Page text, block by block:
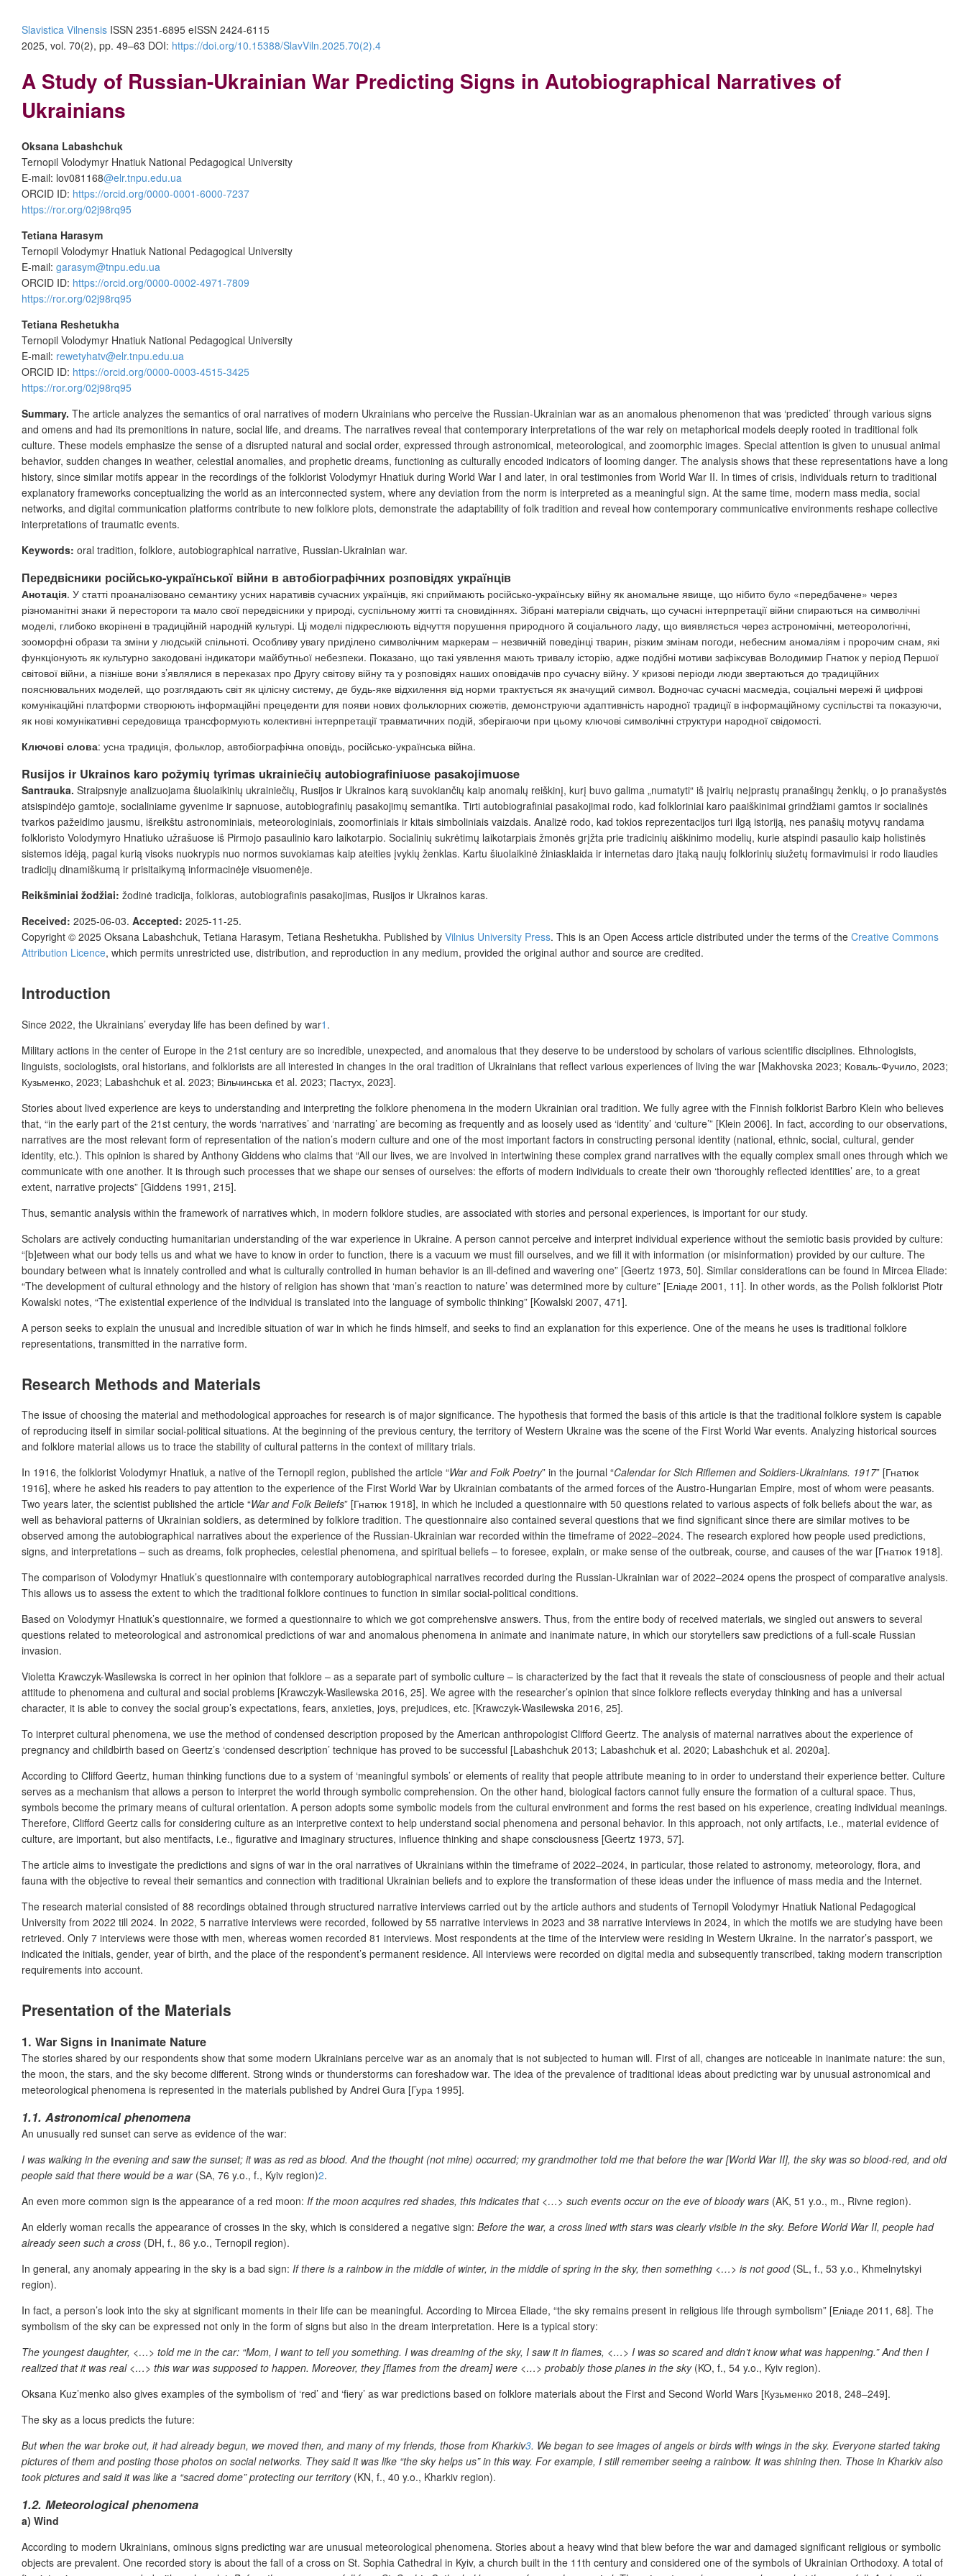
Slavistica Vilnensis ISSN 2351-6895 eISSN 2424-6115
2025, vol. 70(2), pp. 49–63 DOI: https://doi.org/10.15388/SlavViln.2025.70(2).4
A Study of Russian-Ukrainian War Predicting Signs in Autobiographical Narratives of
Ukrainians
Oksana Labashchuk
Ternopil Volodymyr Hnatiuk National Pedagogical University
E-mail: lov081168@elr.tnpu.edu.ua
ORCID ID: https://orcid.org/0000-0001-6000-7237
https://ror.org/02j98rq95
Tetiana Harasym
Ternopil Volodymyr Hnatiuk National Pedagogical University
E-mail: garasym@tnpu.edu.ua
ORCID ID: https://orcid.org/0000-0002-4971-7809
https://ror.org/02j98rq95
Tetiana Reshetukha
Ternopil Volodymyr Hnatiuk National Pedagogical University
E-mail: rewetyhatv@elr.tnpu.edu.ua
ORCID ID: https://orcid.org/0000-0003-4515-3425
https://ror.org/02j98rq95
Summary. The article analyzes the semantics of oral narratives of modern Ukrainians who perceive the Russian-Ukrainian war as an anomalous phenomenon that was ‘predicted’ through various signs
and omens and had its premonitions in nature, social life, and dreams. The narratives reveal that contemporary interpretations of the war rely on metaphorical models deeply rooted in traditional folk
culture. These models emphasize the sense of a disrupted natural and social order, expressed through astronomical, meteorological, and zoomorphic images. Special attention is given to unusual animal
behavior, sudden changes in weather, celestial anomalies, and prophetic dreams, functioning as culturally encoded indicators of looming danger. The analysis shows that these representations have a long
history, since similar motifs appear in the recordings of the folklorist Volodymyr Hnatiuk during World War I and later, in oral testimonies from World War II. In times of crisis, individuals return to traditional
explanatory frameworks conceptualizing the world as an interconnected system, where any deviation from the norm is interpreted as a meaningful sign. At the same time, modern mass media, social
networks, and digital communication platforms contribute to new folklore plots, demonstrate the adaptability of folk tradition and reveal how contemporary communicative environments reshape collective
interpretations of traumatic events.
Keywords: oral tradition, folklore, autobiographical narrative, Russian-Ukrainian war.
Передвісники російсько-української війни в автобіографічних розповідях українців
Анотація. У статті проаналізовано семантику усних наративів сучасних українців, які сприймають російсько-українську війну як аномальне явище, що нібито було «передбачене» через
різноманітні знаки й перестороги та мало свої передвісники у природі, суспільному житті та сновидіннях. Зібрані матеріали свідчать, що сучасні інтерпретації війни спираються на символічні
моделі, глибоко вкорінені в традиційній народній культурі. Ці моделі підкреслюють відчуття порушення природного й соціального ладу, що виявляється через астрономічні, метеорологічні,
зооморфні образи та зміни у людській спільноті. Особливу увагу приділено символічним маркерам – незвичній поведінці тварин, різким змінам погоди, небесним аномаліям і пророчим снам, які
функціонують як культурно закодовані індикатори майбутньої небезпеки. Показано, що такі уявлення мають тривалу історію, адже подібні мотиви зафіксував Володимир Гнатюк у період Першої
світової війни, а пізніше вони з’являлися в переказах про Другу світову війну та у розповідях наших оповідачів про сучасну війну. У кризові періоди люди звертаються до традиційних
пояснювальних моделей, що розглядають світ як цілісну систему, де будь-яке відхилення від норми трактується як значущий символ. Водночас сучасні масмедіа, соціальні мережі й цифрові
комунікаційні платформи створюють інформаційні прецеденти для появи нових фольклорних сюжетів, демонструючи адаптивність народної традиції в інформаційному суспільстві та показуючи,
як нові комунікативні середовища трансформують колективні інтерпретації травматичних подій, зберігаючи при цьому ключові символічні структури народної свідомості.
Ключові слова: усна традиція, фольклор, автобіографічна оповідь, російсько-українська війна.
Rusijos ir Ukrainos karo požymių tyrimas ukrainiečių autobiografiniuose pasakojimuose
Santrauka. Straipsnyje analizuojama šiuolaikinių ukrainiečių, Rusijos ir Ukrainos karą suvokiančių kaip anomalų reiškinį, kurį buvo galima „numatyti“ iš įvairių neįprastų pranašingų ženklų, o jo pranašystės
atsispindėjo gamtoje, socialiniame gyvenime ir sapnuose, autobiografinių pasakojimų semantika. Tirti autobiografiniai pasakojimai rodo, kad folkloriniai karo paaiškinimai grindžiami gamtos ir socialinės
tvarkos pažeidimo jausmu, išreikštu astronominiais, meteorologiniais, zoomorfiniais ir kitais simboliniais vaizdais. Analizė rodo, kad tokios reprezentacijos turi ilgą istoriją, nes panašių motyvų randama
folkloristo Volodymyro Hnatiuko užrašuose iš Pirmojo pasaulinio karo laikotarpio. Socialinių sukrėtimų laikotarpiais žmonės grįžta prie tradicinių aiškinimo modelių, kurie atspindi pasaulio kaip holistinės
sistemos idėją, pagal kurią visoks nuokrypis nuo normos suvokiamas kaip ateities įvykių ženklas. Kartu šiuolaikinė žiniasklaida ir internetas daro įtaką naujų folklorinių siužetų formavimuisi ir rodo liaudies
tradicijų dinamiškumą ir prisitaikymą informacinėje visuomenėje.
Reikšminiai žodžiai: žodinė tradicija, folkloras, autobiografinis pasakojimas, Rusijos ir Ukrainos karas.
Received: 2025-06-03. Accepted: 2025-11-25.
Copyright © 2025 Oksana Labashchuk, Tetiana Harasym, Tetiana Reshetukha. Published by Vilnius University Press. This is an Open Access article distributed under the terms of the Creative Commons
Attribution Licence, which permits unrestricted use, distribution, and reproduction in any medium, provided the original author and source are credited.
Introduction
Since 2022, the Ukrainians’ everyday life has been defined by war1 .
Military actions in the center of Europe in the 21st century are so incredible, unexpected, and anomalous that they deserve to be understood by scholars of various scientific disciplines. Ethnologists,
linguists, sociologists, oral historians, and folklorists are all interested in changes in the oral tradition of Ukrainians that reflect various experiences of living the war [Makhovska 2023; Коваль-Фучило, 2023;
Кузьменко, 2023; Labashchuk et al. 2023; Вільчинська et al. 2023; Пастух, 2023].
Stories about lived experience are keys to understanding and interpreting the folklore phenomena in the modern Ukrainian oral tradition. We fully agree with the Finnish folklorist Barbro Klein who believes
that, “in the early part of the 21st century, the words ‘narratives’ and ‘narrating’ are becoming as frequently and as loosely used as ‘identity’ and ‘culture’” [Klein 2006]. In fact, according to our observations,
narratives are the most relevant form of representation of the nation’s modern culture and one of the most important factors in constructing personal identity (national, ethnic, social, cultural, gender
identity, etc.). This opinion is shared by Anthony Giddens who claims that “All our lives, we are involved in intertwining these complex grand narratives with the equally complex small ones through which we
communicate with one another. It is through such processes that we shape our senses of ourselves: the efforts of modern individuals to create their own ‘thoroughly reflected identities’ are, to a great
extent, narrative projects” [Giddens 1991, 215].
Thus, semantic analysis within the framework of narratives which, in modern folklore studies, are associated with stories and personal experiences, is important for our study.
Scholars are actively conducting humanitarian understanding of the war experience in Ukraine. A person cannot perceive and interpret individual experience without the semiotic basis provided by culture:
“[b]etween what our body tells us and what we have to know in order to function, there is a vacuum we must fill ourselves, and we fill it with information (or misinformation) provided by our culture. The
boundary between what is innately controlled and what is culturally controlled in human behavior is an ill-defined and wavering one” [Geertz 1973, 50]. Similar considerations can be found in Mircea Eliade:
“The development of cultural ethnology and the history of religion has shown that ‘man’s reaction to nature’ was determined more by culture” [Еліаде 2001, 11]. In other words, as the Polish folklorist Piotr
Kowalski notes, “The existential experience of the individual is translated into the language of symbolic thinking” [Kowalski 2007, 471].
A person seeks to explain the unusual and incredible situation of war in which he finds himself, and seeks to find an explanation for this experience. One of the means he uses is traditional folklore
representations, transmitted in the narrative form.
Research Methods and Materials
The issue of choosing the material and methodological approaches for research is of major significance. The hypothesis that formed the basis of this article is that the traditional folklore system is capable
of reproducing itself in similar social-political situations. At the beginning of the previous century, the territory of Western Ukraine was the scene of the First World War events. Analyzing historical sources
and folklore material allows us to trace the stability of cultural patterns in the context of military trials.
In 1916, the folklorist Volodymyr Hnatiuk, a native of the Ternopil region, published the article “War and Folk Poetry” in the journal “Calendar for Sich Riflemen and Soldiers-Ukrainians. 1917” [Гнатюк
1916], where he asked his readers to pay attention to the experience of the First World War by Ukrainian combatants of the armed forces of the Austro-Hungarian Empire, most of whom were peasants.
Two years later, the scientist published the article “War and Folk Beliefs” [Гнатюк 1918], in which he included a questionnaire with 50 questions related to various aspects of folk beliefs about the war, as
well as behavioral patterns of Ukrainian soldiers, as determined by folklore tradition. The questionnaire also contained several questions that we find significant since there are similar motives to be
observed among the autobiographical narratives about the experience of the Russian-Ukrainian war recorded within the timeframe of 2022–2024. The research explored how people used predictions,
signs, and interpretations – such as dreams, folk prophecies, celestial phenomena, and spiritual beliefs – to foresee, explain, or make sense of the outbreak, course, and causes of the war [Гнатюк 1918].
The comparison of Volodymyr Hnatiuk’s questionnaire with contemporary autobiographical narratives recorded during the Russian-Ukrainian war of 2022–2024 opens the prospect of comparative analysis.
This allows us to assess the extent to which the traditional folklore continues to function in similar social-political conditions.
Based on Volodymyr Hnatiuk’s questionnaire, we formed a questionnaire to which we got comprehensive answers. Thus, from the entire body of received materials, we singled out answers to several
questions related to meteorological and astronomical predictions of war and anomalous phenomena in animate and inanimate nature, in which our storytellers saw predictions of a full-scale Russian
invasion.
Violetta Krawczyk-Wasilewska is correct in her opinion that folklore – as a separate part of symbolic culture – is characterized by the fact that it reveals the state of consciousness of people and their actual
attitude to phenomena and cultural and social problems [Krawczyk-Wasilewska 2016, 25]. We agree with the researcher’s opinion that since folklore reflects everyday thinking and has a universal
character, it is able to convey the social group’s expectations, fears, anxieties, joys, prejudices, etc. [Krawczyk-Wasilewska 2016, 25].
To interpret cultural phenomena, we use the method of condensed description proposed by the American anthropologist Clifford Geertz. The analysis of maternal narratives about the experience of
pregnancy and childbirth based on Geertz’s ‘condensed description’ technique has proved to be successful [Labashchuk 2013; Labashchuk et al. 2020; Labashchuk et al. 2020a].
According to Clifford Geertz, human thinking functions due to a system of ‘meaningful symbols’ or elements of reality that people attribute meaning to in order to understand their experience better. Culture
serves as a mechanism that allows a person to interpret the world through symbolic comprehension. On the other hand, biological factors cannot fully ensure the formation of a cultural space. Thus,
symbols become the primary means of cultural orientation. A person adopts some symbolic models from the cultural environment and forms the rest based on his experience, creating individual meanings.
Therefore, Clifford Geertz calls for considering culture as an interpretive context to help understand social phenomena and personal behavior. In this approach, not only artifacts, i.e., material evidence of
culture, are important, but also mentifacts, i.e., figurative and imaginary structures, influence thinking and shape consciousness [Geertz 1973, 57].
The article aims to investigate the predictions and signs of war in the oral narratives of Ukrainians within the timeframe of 2022–2024, in particular, those related to astronomy, meteorology, flora, and
fauna with the objective to reveal their semantics and connection with traditional Ukrainian beliefs and to explore the transformation of these ideas under the influence of mass media and the Internet.
The research material consisted of 88 recordings obtained through structured narrative interviews carried out by the article authors and students of Ternopil Volodymyr Hnatiuk National Pedagogical
University from 2022 till 2024. In 2022, 5 narrative interviews were recorded, followed by 55 narrative interviews in 2023 and 38 narrative interviews in 2024, in which the motifs we are studying have been
retrieved. Only 7 interviews were those with men, whereas women recorded 81 interviews. Most respondents at the time of the interview were residing in Western Ukraine. In the narrator’s passport, we
indicated the initials, gender, year of birth, and the place of the respondent’s permanent residence. All interviews were recorded on digital media and subsequently transcribed, taking modern transcription
requirements into account.
Presentation of the Materials
1. War Signs in Inanimate Nature
The stories shared by our respondents show that some modern Ukrainians perceive war as an anomaly that is not subjected to human will. First of all, changes are noticeable in inanimate nature: the sun,
the moon, the stars, and the sky become different. Strong winds or thunderstorms can foreshadow war. The idea of the prevalence of traditional ideas about predicting war by unusual astronomical and
meteorological phenomena is represented in the materials published by Andrei Gura [Гура 1995].
1.1. Astronomical phenomena
An unusually red sunset can serve as evidence of the war:
I was walking in the evening and saw the sunset; it was as red as blood. And the thought (not mine) occurred; my grandmother told me that before the war [World War II], the sky was so blood-red, and old
people said that there would be a war(SА, 76 y.o., f., Kyiv region)2.
An even more common sign is the appearance of a red moon: If the moon acquires red shades, this indicates that <…> such events occur on the eve of bloody wars (AK, 51 y.o., m., Rivne region).
An elderly woman recalls the appearance of crosses in the sky, which is considered a negative sign: Before the war, a cross lined with stars was clearly visible in the sky. Before World War II, people had
already seen such a cross (DH, f., 86 y.o., Ternopil region).
In general, any anomaly appearing in the sky is a bad sign: If there is a rainbow in the middle of winter, in the middle of spring in the sky, then something <…> is not good(SL, f., 53 y.o., Khmelnytskyi
region).
In fact, a person’s look into the sky at significant moments in their life can be meaningful. According to Mircea Eliade, “the sky remains present in religious life through symbolism” [Еліаде 2011, 68]. The
symbolism of the sky can be expressed not only in the form of signs but also in the dream interpretation. Here is a typical story:
The youngest daughter, <…> told me in the car: “Mom, I want to tell you something. I was dreaming of the sky, I saw it in flames, <…> I was so scared and didn’t know what was happening.” And then I
realized that it was real <…> this war was supposed to happen. Moreover, they [flames from the dream] were <…> probably those planes in the sky(KO, f., 54 y.o., Kyiv region).
Oksana Kuz’menko also gives examples of the symbolism of ‘red’ and ‘fiery’ as war predictions based on folklore materials about the First and Second World Wars [Кузьменко 2018, 248–249].
The sky as a locus predicts the future:
But when the war broke out, it had already begun, we moved then, and many of my friends, those from Kharkiv3. We began to see images of angels or birds with wings in the sky. Everyone started taking
pictures of them and posting those photos on social networks. They said it was like “the sky helps us” in this way. For example, I still remember seeing a rainbow. It was shining then. Those in Kharkiv also
took pictures and said it was like a “sacred dome” protecting our territory(KN, f., 40 y.o., Kharkiv region).
1.2. Meteorological phenomena
a) Wind
According to modern Ukrainians, ominous signs predicting war are unusual meteorological phenomena. Stories about a heavy wind that blew before the war and damaged significant religious or symbolic
objects are prevalent. One recorded story is about the fall of a cross on St. Sophia Cathedral in Kyiv, a church built in the 11th century and considered one of the symbols of Ukrainian Orthodoxy. A total of